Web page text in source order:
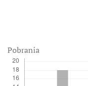
Pobrania